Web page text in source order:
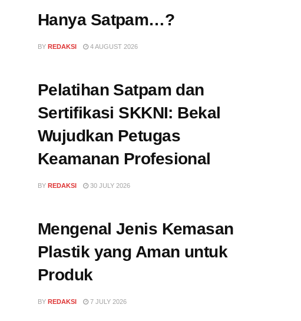
Hanya Satpam…?
BY REDAKSI 4 AUGUST 2026
Pelatihan Satpam dan
Sertifikasi SKKNI: Bekal
Wujudkan Petugas
Keamanan Profesional
BY REDAKSI 30 JULY 2026
Mengenal Jenis Kemasan
Plastik yang Aman untuk
Produk
BY REDAKSI 7 JULY 2026